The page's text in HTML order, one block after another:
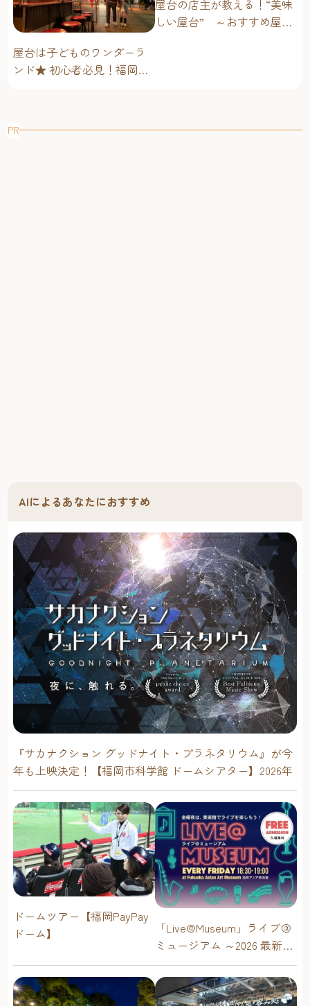
屋台は子どものワンダーラ
ンド★ 初心者必見！福岡博
屋台の店主が教える！“美味
しい屋台” ～おすすめ屋台
PR
AIによるあなたにおすすめ
『サカナクション グッドナイト・プラネタリウム』が今
年も上映決定！【福岡市科学館 ドームシアター】2026年
ドームツアー【福岡PayPay
ドーム】
「Live@Museum」ライブ＠
ミュージアム ～2026 最新イ
ベントスケジュール！【福
岡アジア美術館】